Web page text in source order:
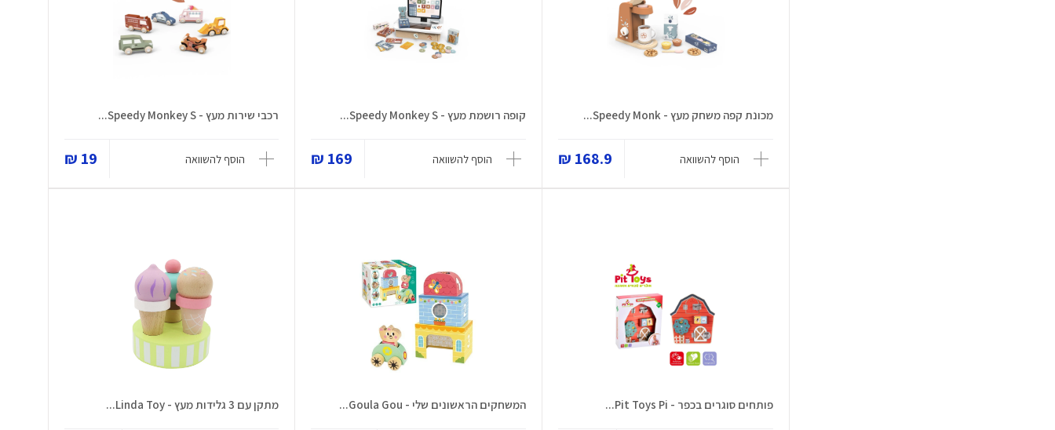
מכונת קפה משחק מעץ - Speedy Monk...
הוסף להשוואה 168.9 ₪
קופה רושמת מעץ - Speedy Monkey S...
הוסף להשוואה 169 ₪
רכבי שירות מעץ - Speedy Monkey S...
הוסף להשוואה 19 ₪
פותחים סוגרים בכפר - Pit Toys Pi... המשחקים הראשונים שלי - Goula Gou... מתקן עם 3 גלידות מעץ - Linda Toy...